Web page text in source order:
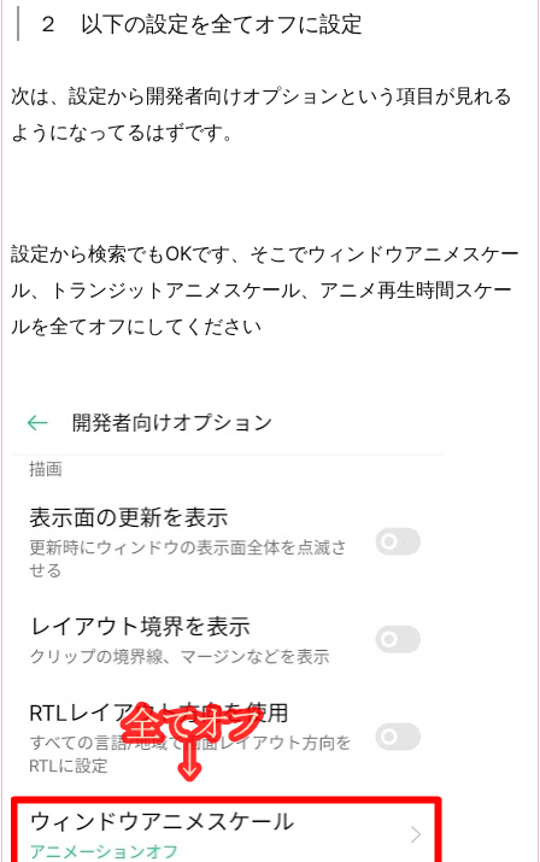
２ 以下の設定を全てオフに設定
次は、設定から開発者向けオプションという項目が見れる
ようになってるはずです。
設定から検索でもOKです、そこでウィンドウアニメスケー
ル、トランジットアニメスケール、アニメ再生時間スケー
ルを全てオフにしてください